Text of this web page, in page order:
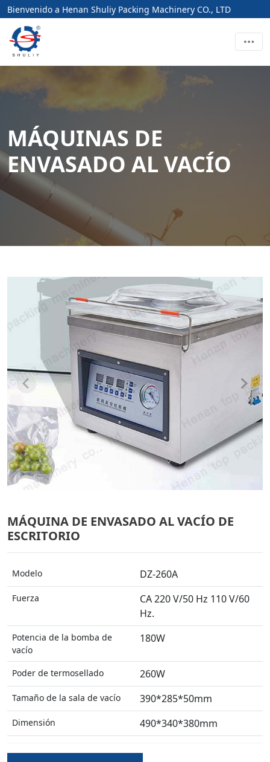
Bienvenido a Henan Shuliy Packing Machinery CO., LTD
MÁQUINAS DE
ENVASADO AL VACÍO
MÁQUINA DE ENVASADO AL VACÍO DE
ESCRITORIO
Modelo DZ-260A
Fuerza
CA 220 V/50 Hz 110 V/60
Hz.
Potencia de la bomba de
vacío
180W
Poder de termosellado 260W
Tamaño de la sala de vacío 390*285*50mm
Dimensión 490*340*380mm